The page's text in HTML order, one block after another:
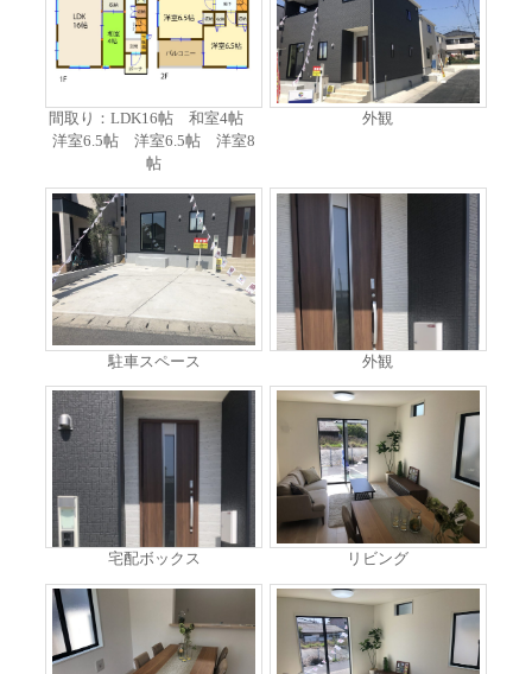
間取り：LDK16帖 和室4帖
洋室6.5帖 洋室6.5帖 洋室8
帖
外観
駐車スペース 外観
宅配ボックス リビング